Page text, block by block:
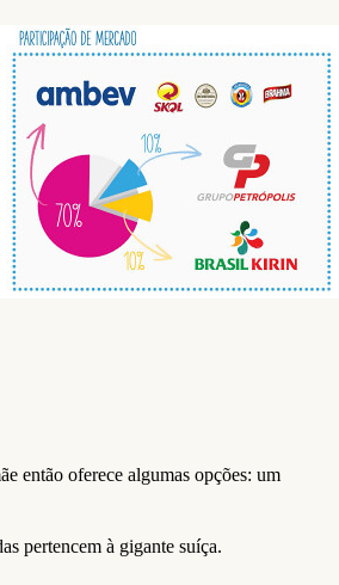
então oferece algumas opções: um
pertencem à gigante suíça.